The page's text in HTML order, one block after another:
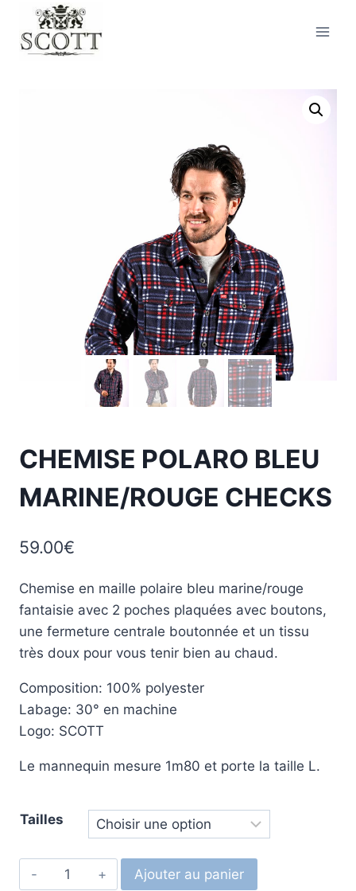
CHEMISE POLARO BLEU
MARINE/ROUGE CHECKS
59.00€
Chemise en maille polaire bleu marine/rouge
fantaisie avec 2 poches plaquées avec boutons,
une fermeture centrale boutonnée et un tissu
très doux pour vous tenir bien au chaud.
Composition: 100% polyester
Labage: 30° en machine
Logo: SCOTT
Le mannequin mesure 1m80 et porte la taille L.
Tailles
Ajouter au panier